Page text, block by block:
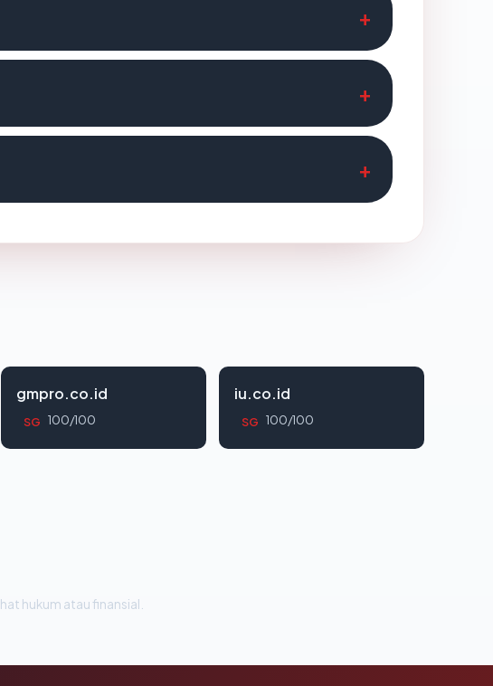
gmpro.co.id
SG 100/100
iu.co.id
SG 100/100
hukum atau finansial.